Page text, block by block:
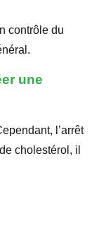
contrôle du
une
l’arrêt
cholestérol, il